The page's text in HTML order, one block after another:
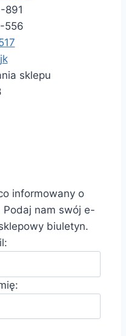
891
556
sklepu
informowany o
Podaj nam swój e-
biuletyn.